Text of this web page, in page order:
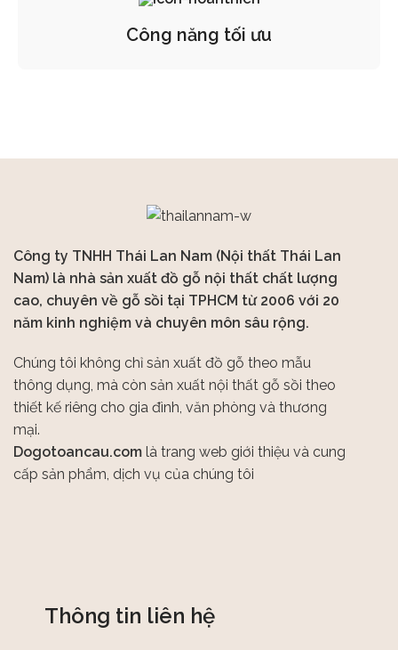
Công năng tối ưu
Công ty TNHH Thái Lan Nam (Nội thất Thái Lan
Nam) là nhà sản xuất đồ gỗ nội thất chất lượng
cao, chuyên về gỗ sồi tại TPHCM từ 2006 với 20
năm kinh nghiệm và chuyên môn sâu rộng.
Chúng tôi không chỉ sản xuất đồ gỗ theo mẫu
thông dụng, mà còn sản xuất nội thất gỗ sồi theo
thiết kế riêng cho gia đình, văn phòng và thương
mại.
Dogotoancau.com là trang web giới thiệu và cung
cấp sản phẩm, dịch vụ của chúng tôi
Thông tin liên hệ